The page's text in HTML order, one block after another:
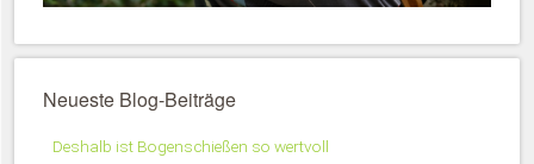
Neueste Blog-Beiträge
Deshalb ist Bogenschießen so wertvoll